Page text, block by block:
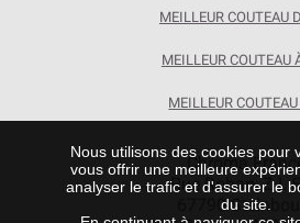
MEILLEUR COUTEAU
MEILLEUR COUTEAU
MEILLEUR
Chroma
Rue Rohan, Z.I.
67790
Nous utilisons des cookies pour
vous offrir une meilleure
analyser le trafic et d'assurer le
du site.